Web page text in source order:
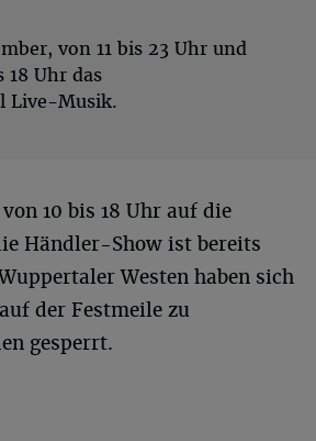
von 11 bis 23 Uhr und
18 Uhr das
Live-Musik.
10 bis 18 Uhr auf die
Händler-Show ist bereits
Westen haben sich
der Festmeile zu
gesperrt.